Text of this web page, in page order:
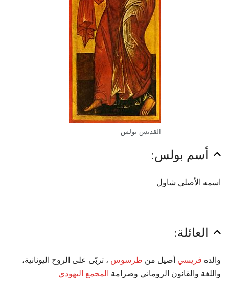
القديس بولس
أسم بولس:
اسمه الأصلي شاول
العائلة:
والده فريسي أصيل من طرسوس ، تربّى على الروح اليونانية،
واللغة والقانون الروماني وصرامة المجمع اليهودي